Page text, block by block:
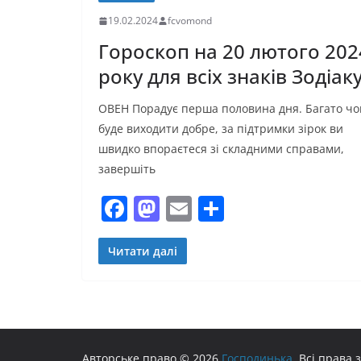
19.02.2024 fcvomond
Гороскоп на 20 лютого
року для всіх знаків
ОВЕН Порадує перша половина дня. Багато
буде виходити добре, за підтримки зірок ви
швидко впораєтеся зі складними справами,
завершіть
F
a
c
o
M
a
st
o
E
т
Читати далі